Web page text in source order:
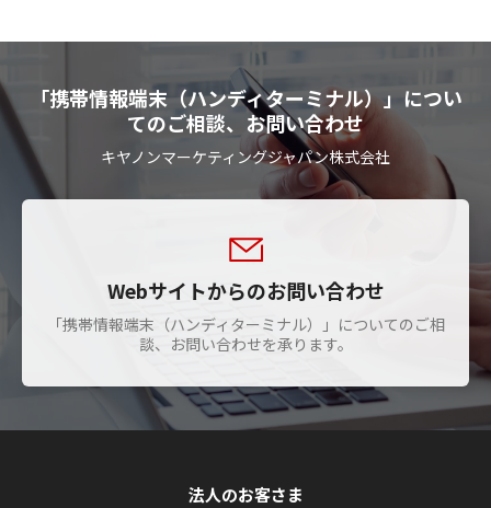
「携帯情報端末（ハンディターミナル）」につい
てのご相談、お問い合わせ
キヤノンマーケティングジャパン株式会社
Webサイトからのお問い合わせ
「携帯情報端末（ハンディターミナル）」についてのご相
談、お問い合わせを承ります。
法人のお客さま